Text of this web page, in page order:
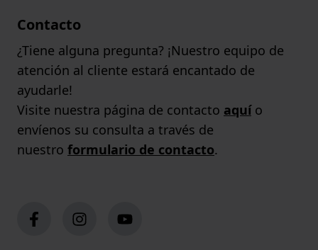
Contacto
¿Tiene alguna pregunta? ¡Nuestro equipo de
atención al cliente estará encantado de
ayudarle!
Visite nuestra página de contacto aquío
envíenos su consulta a través de
nuestro formulario de contacto.